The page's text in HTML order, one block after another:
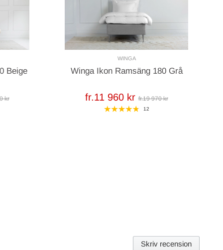
Beige
kr
WINGA
Winga Ikon Ramsäng 180 Grå
fr.11 960 kr fr.19 970 kr
12
Skriv recension